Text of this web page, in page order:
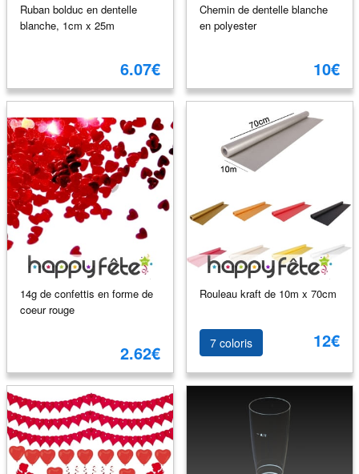
Ruban bolduc en dentelle
blanche, 1cm x 25m
6.07€
Chemin de dentelle blanche
en polyester
10€
14g de confettis en forme de
coeur rouge
2.62€
Rouleau kraft de 10m x 70cm
7 coloris 12€